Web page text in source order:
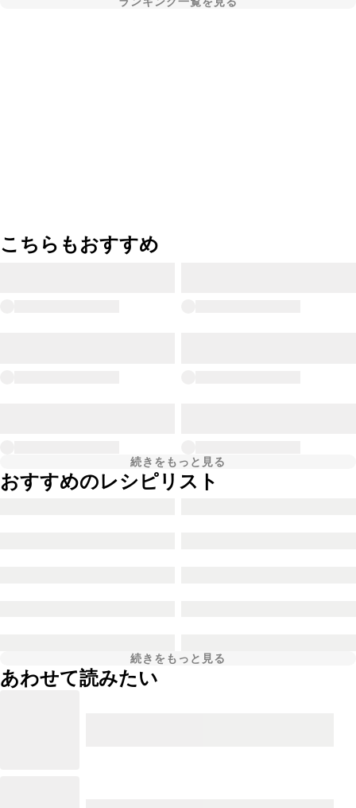
こちらもおすすめ
続きをもっと見る
おすすめのレシピリスト
続きをもっと見る
あわせて読みたい